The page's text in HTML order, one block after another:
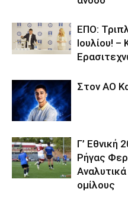
ΕΠΟ:
Ιουλίου!
Στον ΑΟ
Γ’ Εθνική
Ρήγας
ομίλους